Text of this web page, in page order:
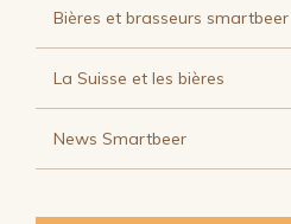
Bières et brasseurs smartbeer
La Suisse et les bières
News Smartbeer